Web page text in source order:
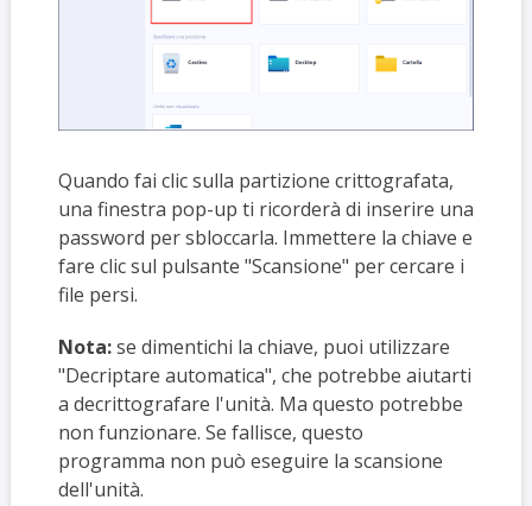
Quando fai clic sulla partizione crittografata,
una finestra pop-up ti ricorderà di inserire una
password per sbloccarla. Immettere la chiave e
fare clic sul pulsante "Scansione" per cercare i
file persi.
Nota:se dimentichi la chiave, puoi utilizzare
"Decriptare automatica", che potrebbe aiutarti
a decrittografare l'unità. Ma questo potrebbe
non funzionare. Se fallisce, questo
programma non può eseguire la scansione
dell'unità.